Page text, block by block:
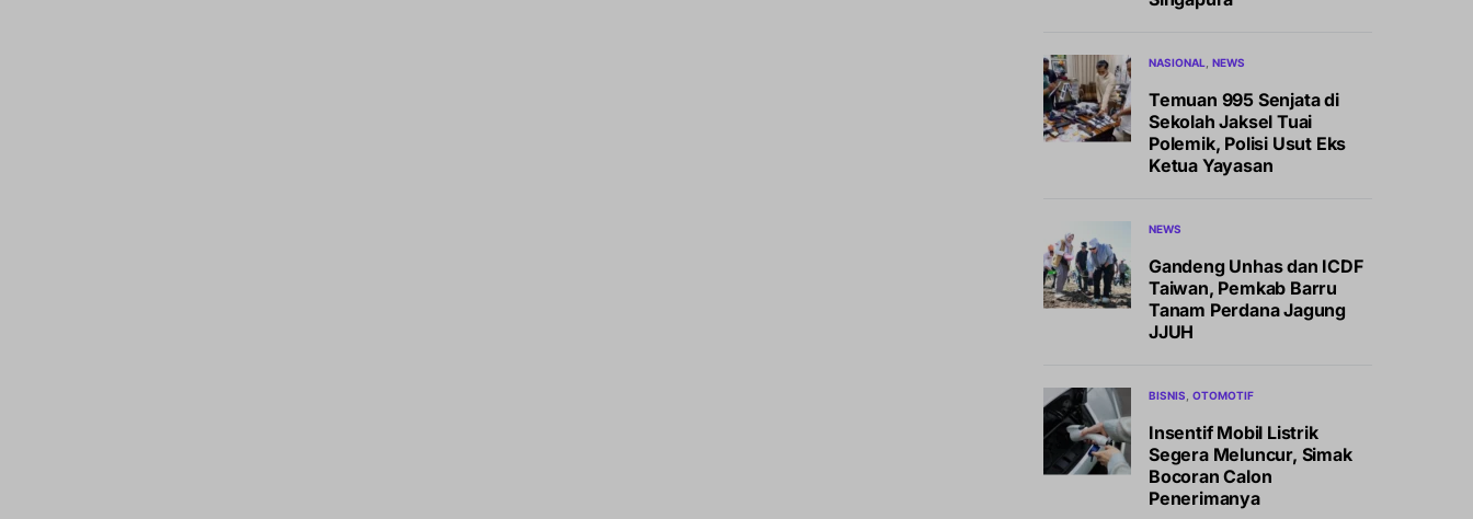
NASIONAL NEWS
Temuan 995 Senjata di
Sekolah Jaksel Tuai
Polemik, Polisi Usut Eks
Ketua Yayasan
NEWS
Gandeng Unhas dan ICDF
Taiwan, Pemkab Barru
Tanam Perdana Jagung
JJUH
BISNIS OTOMOTIF
Insentif Mobil Listrik
Segera Meluncur, Simak
Bocoran Calon
Penerimanya